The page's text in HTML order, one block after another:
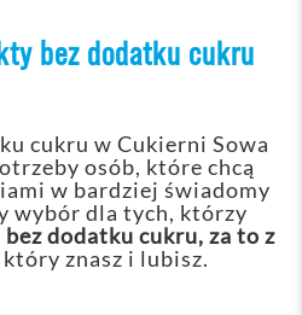
bez dodatku cukru
cukru w Cukierni Sowa
osób, które chcą
w bardziej świadomy
wybór dla tych, którzy
bez dodatku cukru, za to z
który znasz i lubisz.